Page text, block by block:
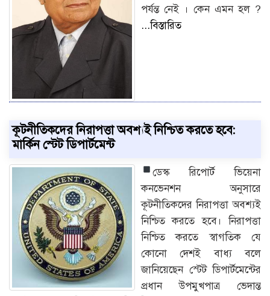
পর্যন্ত নেই । কেন এমন হল ?
...বিস্তারিত
কূটনীতিকদের নিরাপত্তা অবশ্যই নিশ্চিত করতে হবে:
মার্কিন স্টেট ডিপার্টমেন্ট
ডেস্ক রিপোর্টভিয়েনা
কনভেনশন অনুসারে
কূটনীতিকদের নিরাপত্তা অবশ্যই
নিশ্চিত করতে হবে। নিরাপত্তা
নিশ্চিত করতে স্বাগতিক যে
কোনো দেশই বাধ্য বলে
জানিয়েছেন স্টেট ডিপার্টমেন্টের
প্রধান উপমুখপাত্র ভেদান্ত